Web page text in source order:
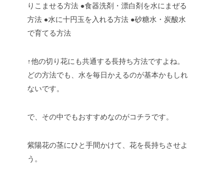
りこませる方法 ●食器洗剤・漂白剤を水にまぜる
方法 ●水に十円玉を入れる方法 ●砂糖水・炭酸水
で育てる方法
↑他の切り花にも共通する長持ち方法ですよね。
どの方法でも、水を毎日かえるのが基本かもしれ
ないです。
で、その中でもおすすめなのがコチラです。
紫陽花の茎にひと手間かけて、花を長持ちさせよ
う。